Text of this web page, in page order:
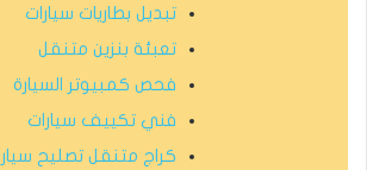
تبديل بطاريات سيارات
تعبئة بنزين متنقل
فحص كمبيوتر السيارة
فني تكييف سيارات
كراج متنقل تصليح